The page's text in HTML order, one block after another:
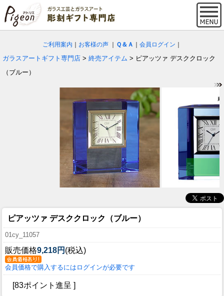
ご利用案内 お客様の声 Ｑ＆Ａ 会員ログイン
ガラスアートギフト専門店 > 終売アイテム > ピアッツァ デスククロック
（ブルー）
ピアッツァ デスククロック（ブルー）
01cy_11057
販売価格9,218円 (税込)
会員価格で購入するにはログインが必要です
[83ポイント進呈 ]